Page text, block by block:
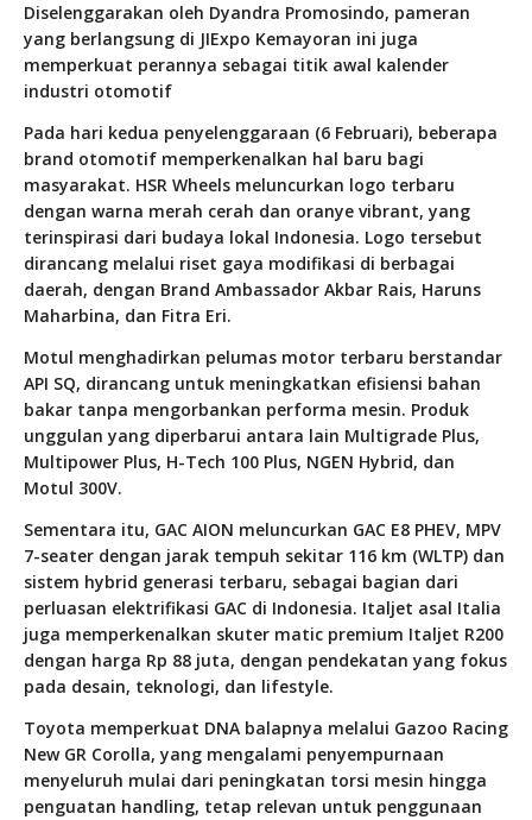
Diselenggarakan oleh Dyandra Promosindo, pameran
yang berlangsung di JIExpo Kemayoran ini juga
memperkuat perannya sebagai titik awal kalender
industri otomotif
Pada hari kedua penyelenggaraan (6 Februari), beberapa
brand otomotif memperkenalkan hal baru bagi
masyarakat. HSR Wheels meluncurkan logo terbaru
dengan warna merah cerah dan oranye vibrant, yang
terinspirasi dari budaya lokal Indonesia. Logo tersebut
dirancang melalui riset gaya modifikasi di berbagai
daerah, dengan Brand Ambassador Akbar Rais, Haruns
Maharbina, dan Fitra Eri.
Motul menghadirkan pelumas motor terbaru berstandar
API SQ, dirancang untuk meningkatkan efisiensi bahan
bakar tanpa mengorbankan performa mesin. Produk
unggulan yang diperbarui antara lain Multigrade Plus,
Multipower Plus, H-Tech 100 Plus, NGEN Hybrid, dan
Motul 300V.
Sementara itu, GAC AION meluncurkan GAC E8 PHEV, MPV
7-seater dengan jarak tempuh sekitar 116 km (WLTP) dan
sistem hybrid generasi terbaru, sebagai bagian dari
perluasan elektrifikasi GAC di Indonesia. Italjet asal Italia
juga memperkenalkan skuter matic premium Italjet R200
dengan harga Rp 88 juta, dengan pendekatan yang fokus
pada desain, teknologi, dan lifestyle.
Toyota memperkuat DNA balapnya melalui Gazoo Racing
New GR Corolla, yang mengalami penyempurnaan
menyeluruh mulai dari peningkatan torsi mesin hingga
penguatan handling, tetap relevan untuk penggunaan